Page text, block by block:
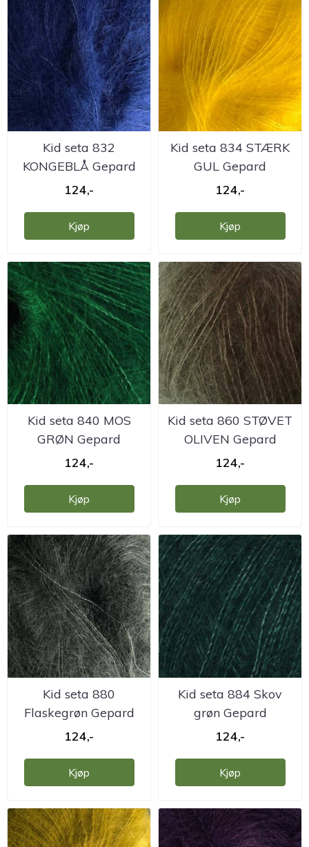
Kid seta 832
KONGEBLÅ Gepard
124,-
Kjøp
Kid seta 834 STÆRK
GUL Gepard
124,-
Kjøp
Kid seta 840 MOS
GRØN Gepard
124,-
Kjøp
Kid seta 860 STØVET
OLIVEN Gepard
124,-
Kjøp
Kid seta 880
Flaskegrøn Gepard
124,-
Kjøp
Kid seta 884 Skov
grøn Gepard
124,-
Kjøp